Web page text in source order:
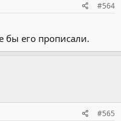
#564
его прописали.
#565